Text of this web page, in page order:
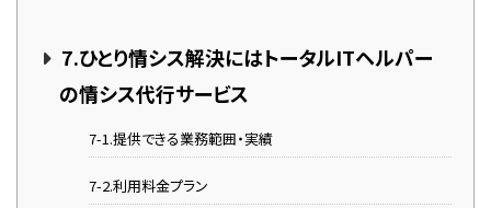
7.ひとり情シス解決にはトータルITヘルパー
の情シス代行サービス
7-1.提供できる業務範囲・実績
7-2.利用料金プラン